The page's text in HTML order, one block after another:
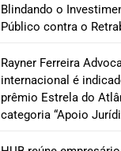
Blindando o
Público contra o
Rayner Ferreira
internacional é
prêmio Estrela do
categoria “Apoio